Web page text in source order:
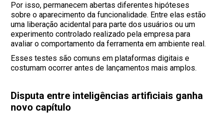
Por isso, permanecem abertas diferentes hipóteses
sobre o aparecimento da funcionalidade. Entre elas estão
uma liberação acidental para parte dos usuários ou um
experimento controlado realizado pela empresa para
avaliar o comportamento da ferramenta em ambiente real.
Esses testes são comuns em plataformas digitais e
costumam ocorrer antes de lançamentos mais amplos.
Disputa entre inteligências artificiais ganha
novo capítulo